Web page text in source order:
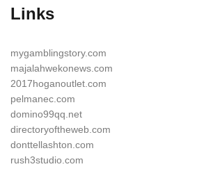
Links
mygamblingstory.com
majalahwekonews.com
2017hoganoutlet.com
pelmanec.com
domino99qq.net
directoryoftheweb.com
donttellashton.com
rush3studio.com